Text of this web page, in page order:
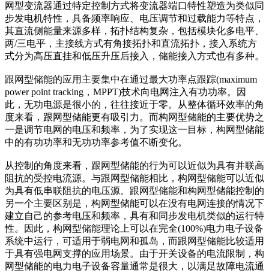
网型变流器通过特定控制方式将变流器端口特性塑造为类似同
步发电机特性，具备频率响应、电压调节和过载能力等特点，
其直流侧能量来源多样，拓扑结构复杂，包括模块化多电平、
两/三电平，主接线方式有角接拓扑和直流拓扑，接入系统方
式分为高压直挂和低压升压后接入，储能接入方式也有多种。
跟网型储能的应用主要集中在通过最大功率点跟踪(maximum
power point tracking，MPPT)技术向电网注入有功功率。因
此，无功电源是很小的，往往接近于零。从整体循环效率的角
度来看，跟网型储能更有吸引力。而构网型储能的主要优势之
一是调节电网的电压和频率，为了实现这一目标，构网型储能
中的有功功率和无功功率参考值不断变化。
从控制的角度来看，跟网型储能的行为可以近似为具有并联高
阻抗的受控电流源。与跟网型储能相比，构网型储能可以近似
为具有低串联阻抗的电压源。跟网型储能和构网型储能控制的
另一个主要区别是，构网型储能可以在没有电网连接的情况下
建立自己的参考电压和频率，具有和同步发电机类似的运行特
性。因此，构网型储能理论上可以在完全(100%)电力电子设备
系统中运行，可适用于弱电网和孤岛，而跟网型储能比较适用
于具有强电网支撑的应用场景。由于开关设备的电流限制，构
网型储能的电力电子设备容量通常是很大，以满足故障电流通